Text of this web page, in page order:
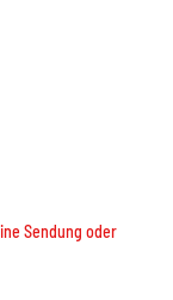
Sendung oder